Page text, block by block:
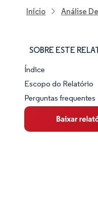
Início Análise
SOBRE ESTE
Panorama do
Visão Geral do
Principais
Índice
Escopo do Relatório
Perguntas frequentes